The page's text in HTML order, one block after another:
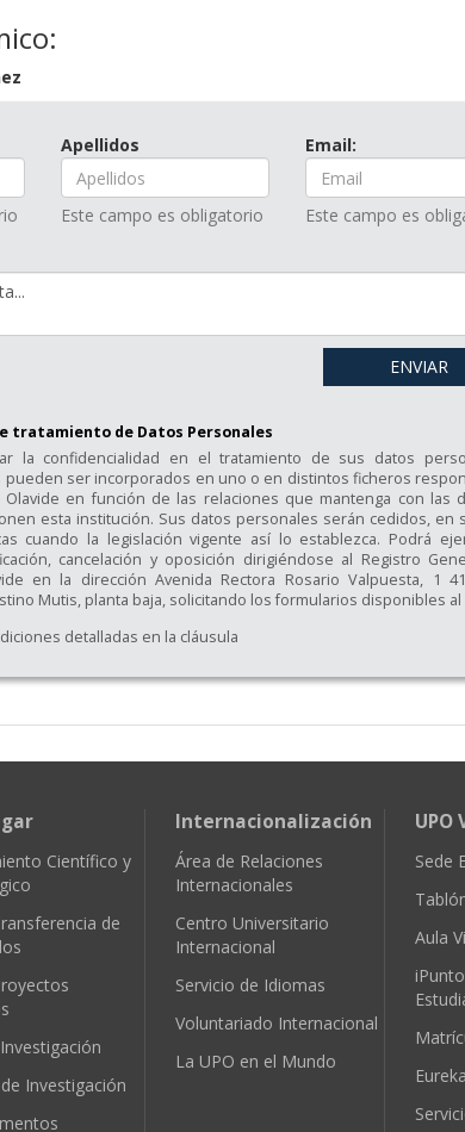
Apellidos
Este campo es obligatorio
Email:
Este campo es
ENVIAR
tratamiento de Datos Personales
la confidencialidad en el tratamiento de sus datos
pueden ser incorporados en uno o en distintos ficheros
en función de las relaciones que mantenga con las
esta institución. Sus datos personales serán cedidos, en
cuando la legislación vigente así lo establezca. Podrá
cancelación y oposición dirigiéndose al Registro
en la dirección Avenida Rectora Rosario Valpuesta, 1
Mutis, planta baja, solicitando los formularios disponibles al
detalladas en la cláusula
Científico y
de
Investigación
Internacionalización
Área de Relaciones
Internacionales
Centro Universitario
Internacional
Servicio de Idiomas
Voluntariado Internacional
La UPO en el Mundo
UPO
Sede
Aula
Eureka